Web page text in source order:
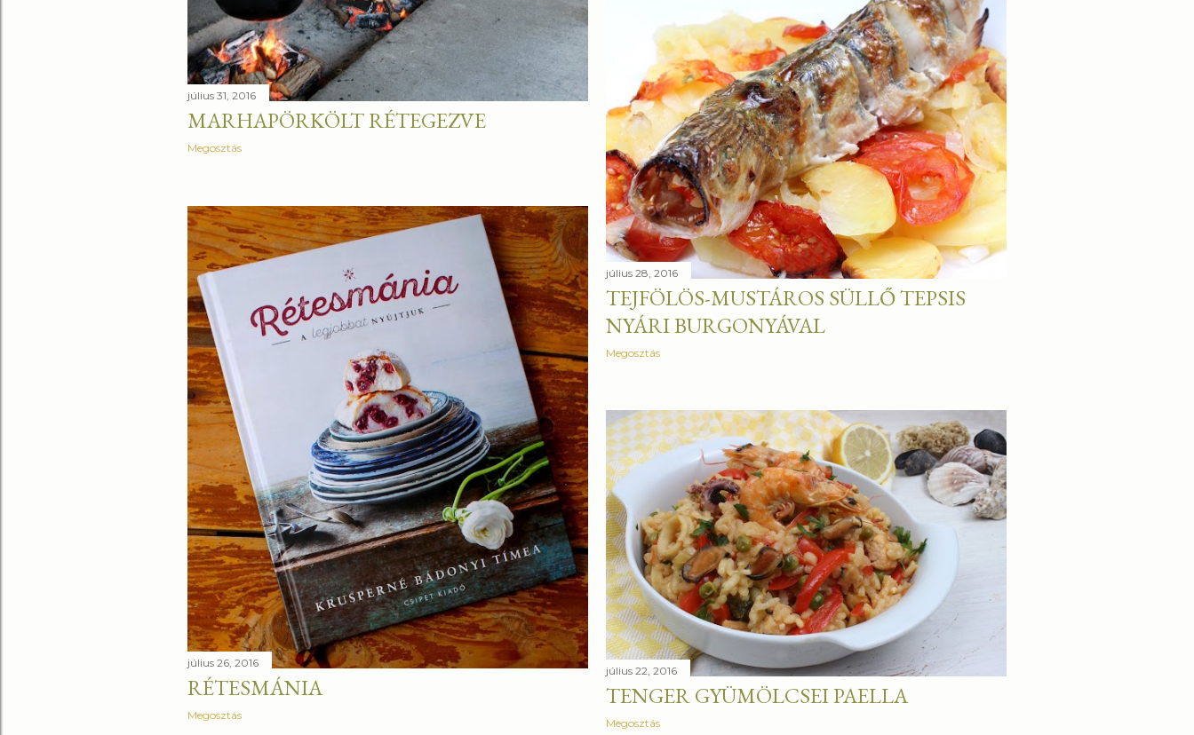
é
s
e
k
július 31, 2016
MARHAPÖRKÖLT RÉTEGEZVE
Megosztás
július 28, 2016
TEJFÖLÖS-MUSTÁROS SÜLLŐ TEPSIS
NYÁRI BURGONYÁVAL
Megosztás
július 26, 2016
RÉTESMÁNIA
Megosztás
július 22, 2016
TENGER GYÜMÖLCSEI PAELLA
Megosztás